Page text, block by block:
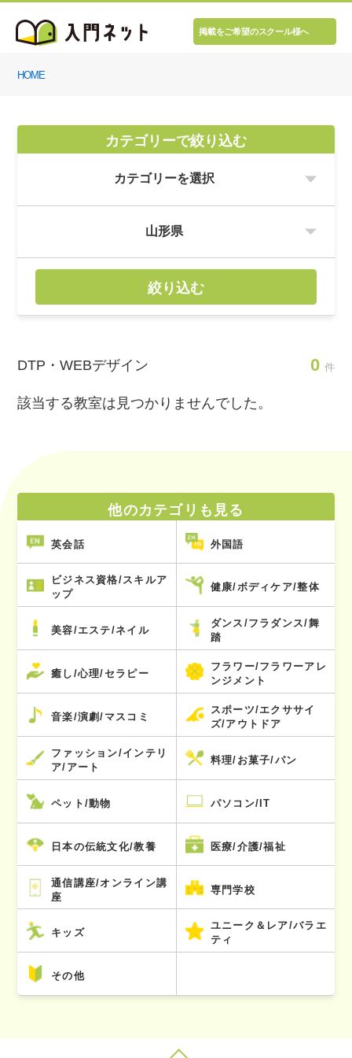
掲載をご希望のスクール様へ
HOME
カテゴリーで絞り込む
絞り込む
DTP・WEBデザイン 0 件
該当する教室は見つかりませんでした。
他のカテゴリも見る
英会話 外国語
ビジネス資格/スキルア
ップ
健康/ボディケア/整体
美容/エステ/ネイル
ダンス/フラダンス/舞
踏
癒し/心理/セラピー
フラワー/フラワーアレ
ンジメント
音楽/演劇/マスコミ
スポーツ/エクササイ
ズ/アウトドア
ファッション/インテリ
ア/アート
料理/お菓子/パン
ペット/動物 パソコン/IT
日本の伝統文化/教養 医療/介護/福祉
通信講座/オンライン講
座
専門学校
キッズ
ユニーク＆レア/バラエ
ティ
その他